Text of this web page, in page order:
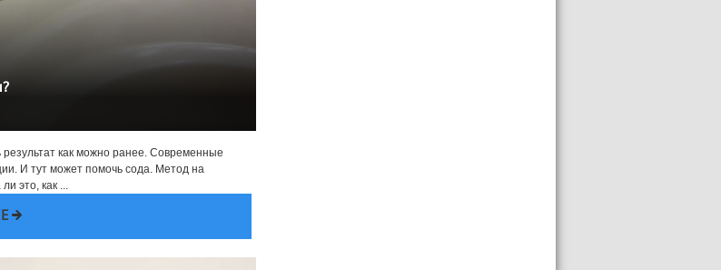
как можно ранее. Современные
И тут может помочь сода. Метод на
это, как ...